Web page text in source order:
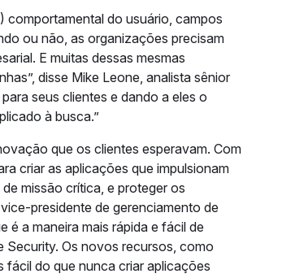
comportamental do usuário, campos
ou não, as organizações precisam
E muitas dessas mesmas
disse Mike Leone, analista sênior
seus clientes e dando a eles o
à busca.”
que os clientes esperavam. Com
criar as aplicações que impulsionam
missão crítica, e proteger os
presidente de gerenciamento de
é a maneira mais rápida e fácil de
Security. Os novos recursos, como
fácil do que nunca criar aplicações